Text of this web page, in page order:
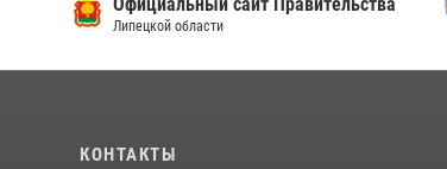
Липецкой области
КОНТАКТЫ